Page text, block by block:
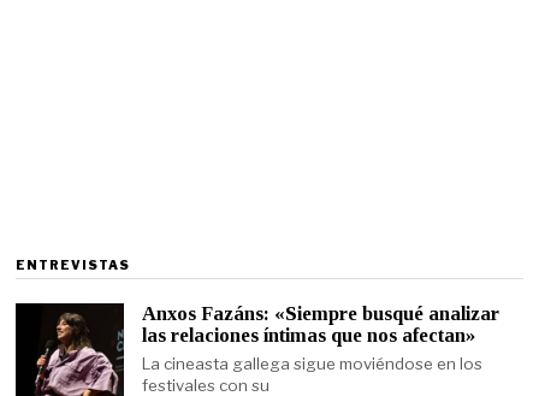
ENTREVISTAS
Anxos Fazáns: «Siempre busqué analizar
las relaciones íntimas que nos afectan»
La cineasta gallega sigue moviéndose en los
festivales con su